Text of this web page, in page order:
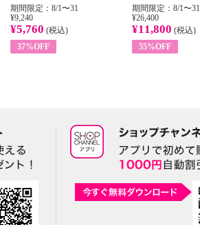
期間限定：8/1〜31
¥9,240
¥5,760 (税込)
37%OFF
期間限定：8/1〜31
¥26,400
¥11,800 (税込)
55%OFF